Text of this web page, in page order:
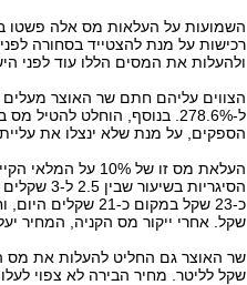
השמועות על העלאות מס אלה פשטו
רכישות על מנת להצטייד בסחורה
ולהעלות את המסים הללו עוד לפני
הספקים, על מנת שלא ינצלו את עליית
העלאת מס זו של
הסיגריות
שקל. אחרי ייקור מס הקניה, המחיר
שקל לליטר. מחיר הבירה לא צפוי